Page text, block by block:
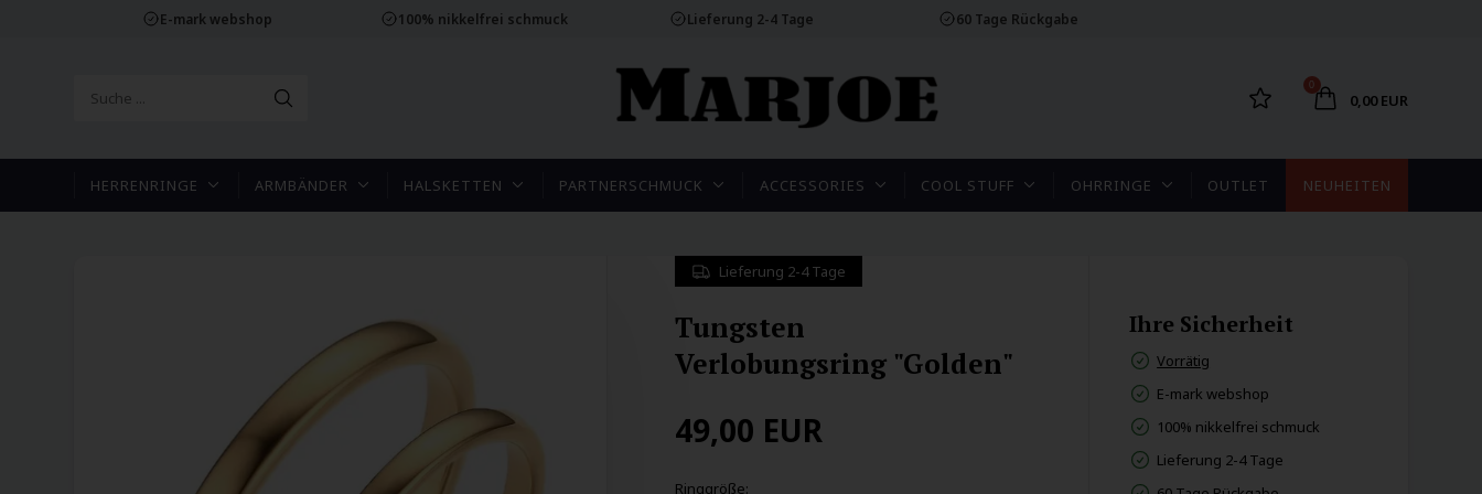
E-mark webshop 100% nikkelfrei schmuck Lieferung 2-4 Tage 60 Tage Rückgabe
0
0,00 EUR
HERRENRINGE ARMBÄNDER HALSKETTEN PARTNERSCHMUCK ACCESSORIES COOL STUFF OHRRINGE OUTLET NEUHEITEN
Lieferung 2-4 Tage
Tungsten
Verlobungsring "Golden"
49,00 EUR
Ringgröße:
Ihre Sicherheit
Vorrätig
E-mark webshop
100% nikkelfrei schmuck
Lieferung 2-4 Tage